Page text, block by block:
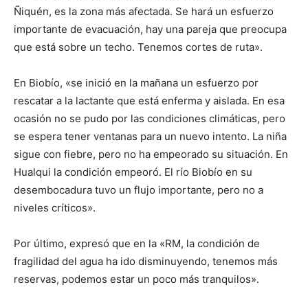
Ñiquén, es la zona más afectada. Se hará un esfuerzo
importante de evacuación, hay una pareja que preocupa
que está sobre un techo. Tenemos cortes de ruta».
En Biobío, «se inició en la mañana un esfuerzo por
rescatar a la lactante que está enferma y aislada. En esa
ocasión no se pudo por las condiciones climáticas, pero
se espera tener ventanas para un nuevo intento. La niña
sigue con fiebre, pero no ha empeorado su situación. En
Hualqui la condición empeoró. El río Biobío en su
desembocadura tuvo un flujo importante, pero no a
niveles críticos».
Por último, expresó que en la «RM, la condición de
fragilidad del agua ha ido disminuyendo, tenemos más
reservas, podemos estar un poco más tranquilos».